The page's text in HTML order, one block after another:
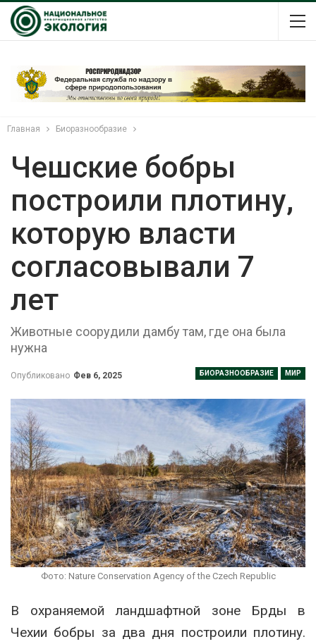
Главная Биоразнообразие
Чешские бобры
построили плотину,
которую власти
согласовывали 7
лет
Животные соорудили дамбу там, где она была
нужна
БИОРАЗНООБРАЗИЕ МИР
Опубликовано Фев 6, 2025
Фото: Nature Conservation Agency of the Czech Republic
В охраняемой ландшафтной зоне Брды в
Чехии бобры за два дня построили плотину.